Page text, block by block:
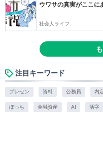
ウワサの真実がここ
社会人ライフ
注目キーワード
プレゼン 資料 公務員 内
ぼっち 金融資産 AI 活字